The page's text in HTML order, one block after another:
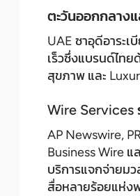
ตะวันออกกลาง
UAE ซาอุดีอาระเ
เร็วซึ่งแบรนด์ไทย
สุขภาพ และ
Wire Services
AP Newswire,
Business Wire แ
บริการแจกจ่ายม
สื่อหลายร้อยแห่ง